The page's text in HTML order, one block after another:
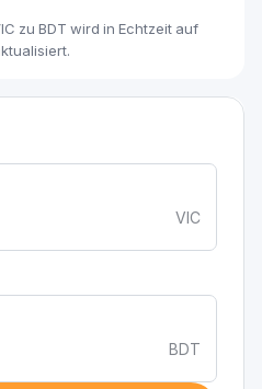
zu BDT wird in Echtzeit auf
VIC
BDT